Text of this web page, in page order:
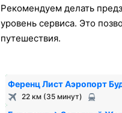
Рекомендуем делать
уровень сервиса. Это
путешествия.
Ференц Лист Аэропорт
22 км (35 минут)